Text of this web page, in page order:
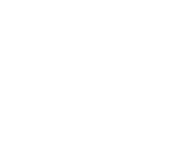
산투자신탁2호 – 펀드 청산